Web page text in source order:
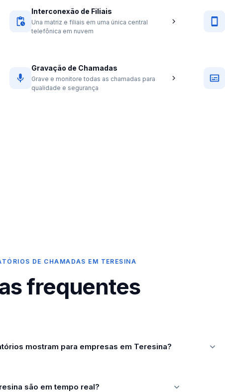
Interconexão de Filiais
Una matriz e filiais em uma única central
telefônica em nuvem
Gravação de Chamadas
Grave e monitore todas as chamadas para
qualidade e segurança
DE CHAMADAS EM TERESINA
frequentes
mostram para empresas em Teresina?
são em tempo real?